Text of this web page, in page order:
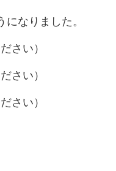
なりました。
さい）
さい）
さい）